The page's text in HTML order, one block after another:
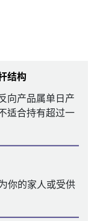
结构
向产品属单日产
适合持有超过一
你的家人或受供